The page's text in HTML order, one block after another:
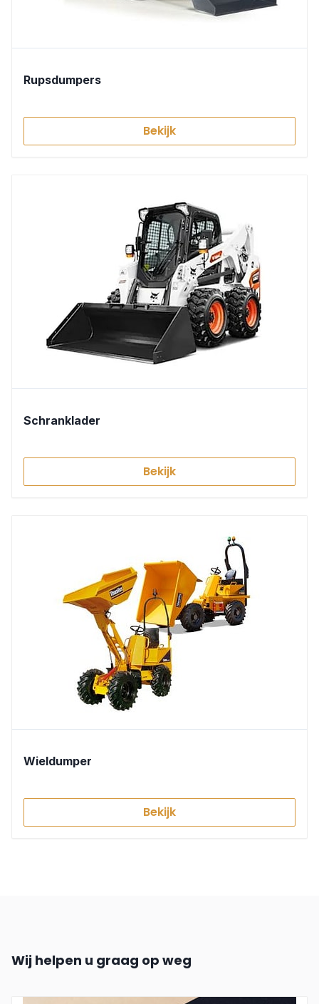
Rupsdumpers
Bekijk
Schranklader
Bekijk
Wieldumper
Bekijk
Wij helpen u graag op weg